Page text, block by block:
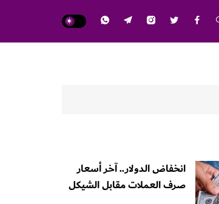
انخفاض الدولار.. آخر أسعار
صرف العملات مقابل الشيكل